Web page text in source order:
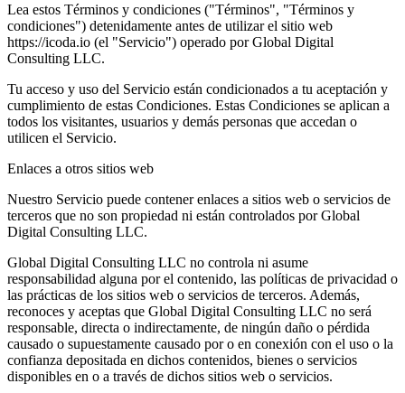
Lea estos Términos y condiciones ("Términos", "Términos y
condiciones") detenidamente antes de utilizar el sitio web
https://icoda.io (el "Servicio") operado por Global Digital
Consulting LLC.
Tu acceso y uso del Servicio están condicionados a tu aceptación y
cumplimiento de estas Condiciones. Estas Condiciones se aplican a
todos los visitantes, usuarios y demás personas que accedan o
utilicen el Servicio.
Enlaces a otros sitios web
Nuestro Servicio puede contener enlaces a sitios web o servicios de
terceros que no son propiedad ni están controlados por Global
Digital Consulting LLC.
Global Digital Consulting LLC no controla ni asume
responsabilidad alguna por el contenido, las políticas de privacidad o
las prácticas de los sitios web o servicios de terceros. Además,
reconoces y aceptas que Global Digital Consulting LLC no será
responsable, directa o indirectamente, de ningún daño o pérdida
causado o supuestamente causado por o en conexión con el uso o la
confianza depositada en dichos contenidos, bienes o servicios
disponibles en o a través de dichos sitios web o servicios.